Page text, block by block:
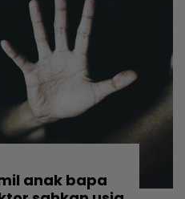
anak bapa